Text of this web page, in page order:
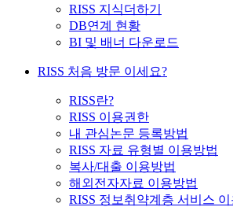
RISS 지식더하기
DB연계 현황
BI 및 배너 다운로드
RISS 처음 방문 이세요?
RISS란?
RISS 이용권한
내 관심논문 등록방법
RISS 자료 유형별 이용방법
복사/대출 이용방법
해외전자자료 이용방법
RISS 정보취약계층 서비스 이